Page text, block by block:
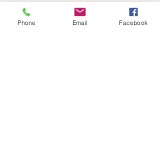
Tartu mnt.28, Tallinn 10115
info@re-vita.ee
Phone Email Facebook